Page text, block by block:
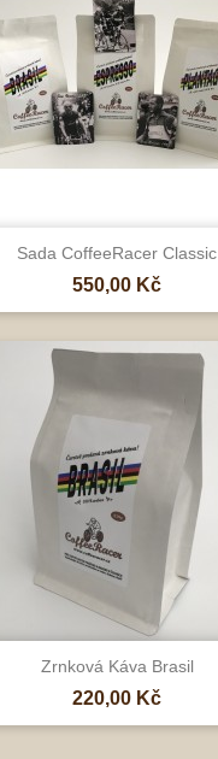
Sada CoffeeRacer Classic
Cena
550,00 Kč
Rychlý náhled
Zrnková Káva Brasil
Cena
220,00 Kč
Rychlý náhled